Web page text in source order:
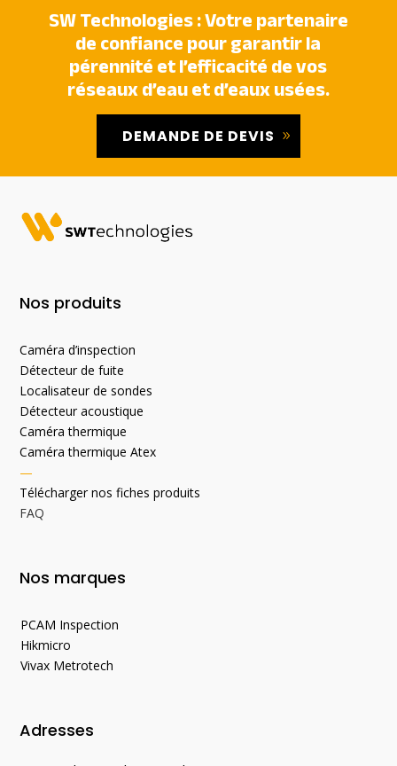
SW Technologies : Votre partenaire
de confiance pour garantir la
pérennité et l’efficacité de vos
réseaux d’eau et d’eaux usées.
DEMANDE DE DEVIS
Nos produits
Caméra d’inspection
Détecteur de fuite
Localisateur de sondes
Détecteur acoustique
Caméra thermique
Caméra thermique Atex
—
Télécharger nos fiches produits
FAQ
Nos marques
PCAM Inspection
Hikmicro
Vivax Metrotech
Adresses